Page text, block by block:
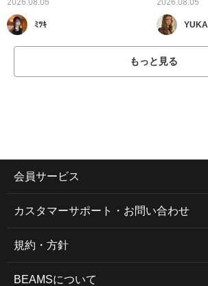
2026.08.05
ﾐﾂｷ
2026.08.05
YUKA
もっと見る
会員サービス
カスタマーサポート・お問い合わせ
規約・方針
BEAMSについて